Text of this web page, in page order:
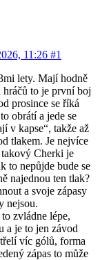
11:26 #1
lety. Mají hodně
hráčů to je první boj
prosince se říká
obrátí a jede se
v kapse“, takže až
tlakem. Je nejvíce
Cherki je
to nepůjde bude se
najednou ten tlak?
a svoje zápasy
nejsou.
zvládne lépe,
a je to jen závod
víc gólů, forma
zápas to může